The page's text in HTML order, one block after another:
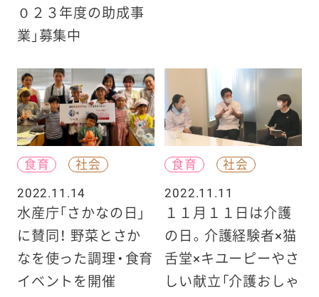
０２３年度の助成事
業」募集中
食育
社会
2022.11.14
水産庁「さかなの日」
に賛同！ 野菜とさか
なを使った調理・食育
イベントを開催
食育
社会
2022.11.11
１１月１１日は介護
の日。介護経験者×猫
舌堂×キユーピーやさ
しい献立「介護おしゃ